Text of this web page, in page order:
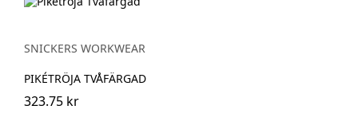
SNICKERS WORKWEAR
PIKÉTRÖJA TVÅFÄRGAD
323.75 kr